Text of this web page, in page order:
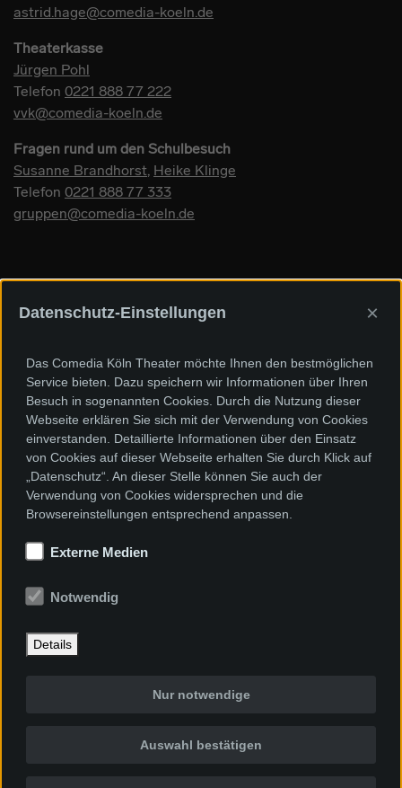
astrid.hage@comedia-koeln.de
Theaterkasse
Jürgen Pohl
Telefon 0221 888 77 222
vvk@comedia-koeln.de
Fragen rund um den Schulbesuch
Susanne Brandhorst Heike Klinge
Telefon 0221 888 77 333
gruppen@comedia-koeln.de
Sponsoren und Förderer
Datenschutz-Einstellungen ×
Das Comedia Köln Theater möchte Ihnen den bestmöglichen
Service bieten. Dazu speichern wir Informationen über Ihren
Besuch in sogenannten Cookies. Durch die Nutzung dieser
Webseite erklären Sie sich mit der Verwendung von Cookies
einverstanden. Detaillierte Informationen über den Einsatz
von Cookies auf dieser Webseite erhalten Sie durch Klick auf
„Datenschutz“. An dieser Stelle können Sie auch der
Verwendung von Cookies widersprechen und die
Browsereinstellungen entsprechend anpassen.
Externe Medien
Notwendig
Details
Nur notwendige
Auswahl bestätigen